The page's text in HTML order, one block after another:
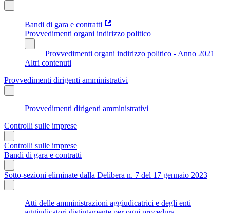
Bandi di gara e contratti
Provvedimenti organi indirizzo politico
Provvedimenti organi indirizzo politico - Anno 2021
Altri contenuti
Provvedimenti dirigenti amministrativi
Provvedimenti dirigenti amministrativi
Controlli sulle imprese
Controlli sulle imprese
Bandi di gara e contratti
Sotto-sezioni eliminate dalla Delibera n. 7 del 17 gennaio 2023
Atti delle amministrazioni aggiudicatrici e degli enti